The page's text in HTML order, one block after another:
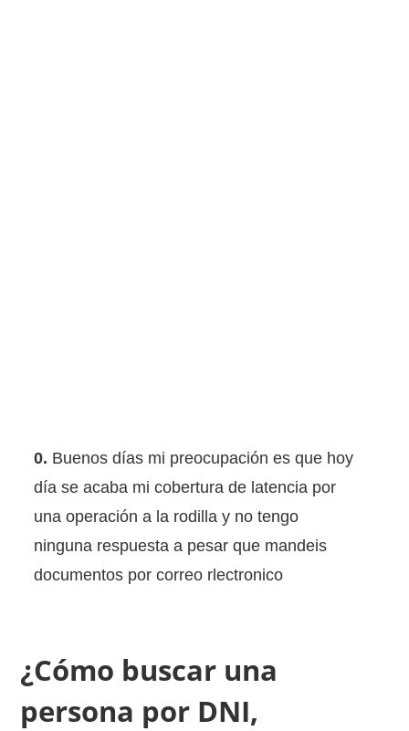
0. Buenos días mi preocupación es que hoy
día se acaba mi cobertura de latencia por
una operación a la rodilla y no tengo
ninguna respuesta a pesar que mandeis
documentos por correo rlectronico
¿Cómo buscar una
persona por DNI,